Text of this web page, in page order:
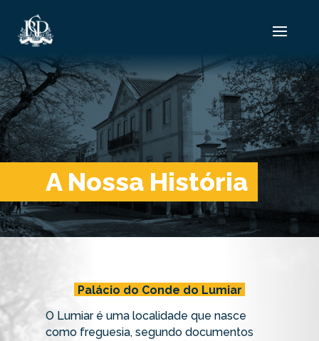
A Nossa História
Palácio do Conde do Lumiar
O Lumiar é uma localidade que nasce
como freguesia, segundo documentos